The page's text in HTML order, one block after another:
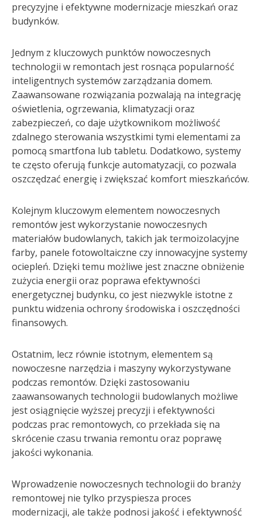
precyzyjne i efektywne modernizacje mieszkań oraz
budynków.
Jednym z kluczowych punktów nowoczesnych
technologii w remontach jest rosnąca popularność
inteligentnych systemów zarządzania domem.
Zaawansowane rozwiązania pozwalają na integrację
oświetlenia, ogrzewania, klimatyzacji oraz
zabezpieczeń, co daje użytkownikom możliwość
zdalnego sterowania wszystkimi tymi elementami za
pomocą smartfona lub tabletu. Dodatkowo, systemy
te często oferują funkcje automatyzacji, co pozwala
oszczędzać energię i zwiększać komfort mieszkańców.
Kolejnym kluczowym elementem nowoczesnych
remontów jest wykorzystanie nowoczesnych
materiałów budowlanych, takich jak termoizolacyjne
farby, panele fotowoltaiczne czy innowacyjne systemy
ociepleń. Dzięki temu możliwe jest znaczne obniżenie
zużycia energii oraz poprawa efektywności
energetycznej budynku, co jest niezwykle istotne z
punktu widzenia ochrony środowiska i oszczędności
finansowych.
Ostatnim, lecz równie istotnym, elementem są
nowoczesne narzędzia i maszyny wykorzystywane
podczas remontów. Dzięki zastosowaniu
zaawansowanych technologii budowlanych możliwe
jest osiągnięcie wyższej precyzji i efektywności
podczas prac remontowych, co przekłada się na
skrócenie czasu trwania remontu oraz poprawę
jakości wykonania.
Wprowadzenie nowoczesnych technologii do branży
remontowej nie tylko przyspiesza proces
modernizacji, ale także podnosi jakość i efektywność